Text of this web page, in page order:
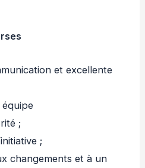
et excellente
;
;
changements et à un